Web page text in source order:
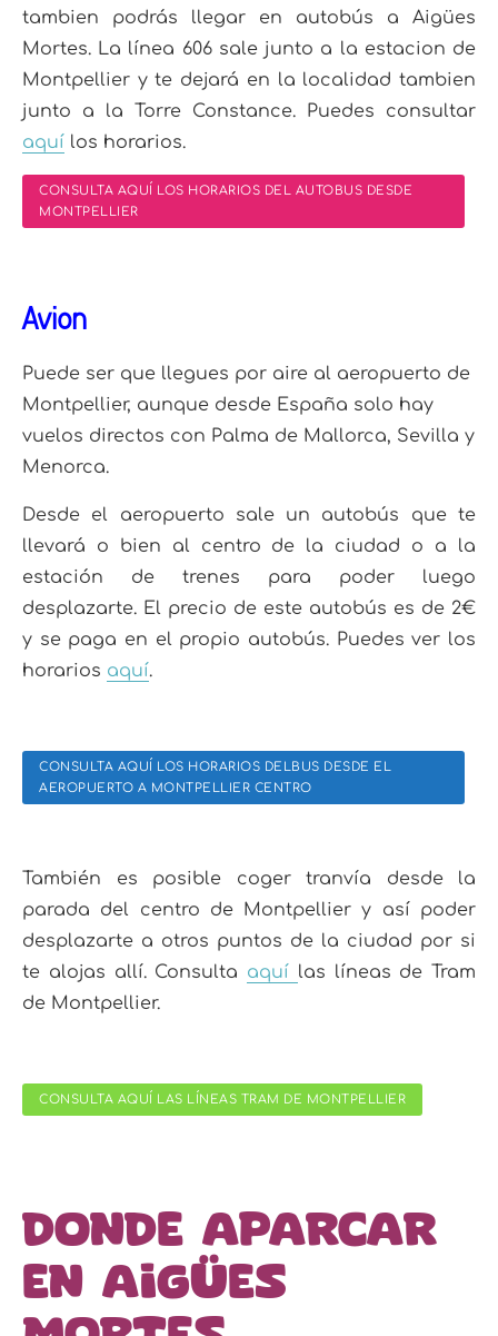
tambien podrás llegar en autobús a Aigües
Mortes. La línea 606 sale junto a la estacion de
Montpellier y te dejará en la localidad tambien
junto a la Torre Constance. Puedes consultar
aquí los horarios.
CONSULTA AQUÍ LOS HORARIOS DEL AUTOBUS DESDE
MONTPELLIER
Avión
Puede ser que llegues por aire al aeropuerto de
Montpellier, aunque desde España solo hay
vuelos directos con Palma de Mallorca, Sevilla y
Menorca.
Desde el aeropuerto sale un autobús que te
llevará o bien al centro de la ciudad o a la
estación de trenes para poder luego
desplazarte. El precio de este autobús es de 2€
y se paga en el propio autobús. Puedes ver los
horarios aquí.
CONSULTA AQUÍ LOS HORARIOS DELBUS DESDE EL
AEROPUERTO A MONTPELLIER CENTRO
También es posible coger tranvía desde la
parada del centro de Montpellier y así poder
desplazarte a otros puntos de la ciudad por si
te alojas allí. Consulta aquí las líneas de Tram
de Montpellier.
CONSULTA AQUÍ LAS LÍNEAS TRAM DE MONTPELLIER
Donde aparcar
en Aigües